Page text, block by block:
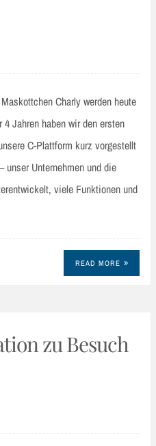
Charly werden heute
Jahren haben wir den ersten
C-Plattform kurz vorgestellt
Unternehmen und die
viele Funktionen und
READ MORE
zu Besuch